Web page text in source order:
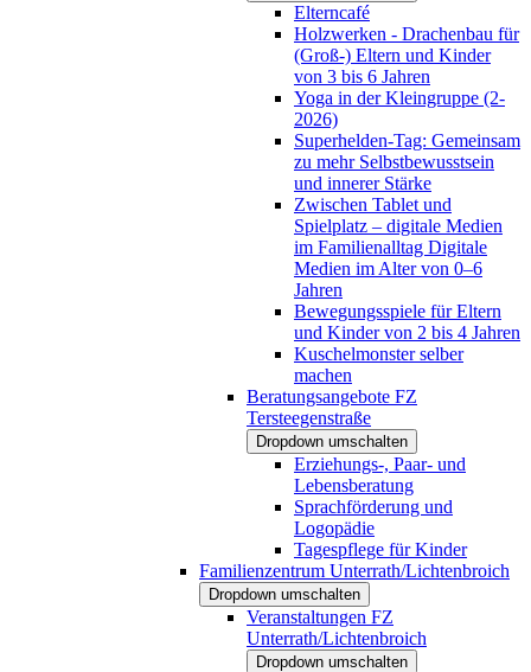
Elterncafé
Holzwerken - Drachenbau für
(Groß-) Eltern und Kinder
von 3 bis 6 Jahren
Yoga in der Kleingruppe (2-
2026)
Superhelden-Tag: Gemeinsam
zu mehr Selbstbewusstsein
und innerer Stärke
Zwischen Tablet und
Spielplatz – digitale Medien
im Familienalltag Digitale
Medien im Alter von 0–6
Jahren
Bewegungsspiele für Eltern
und Kinder von 2 bis 4 Jahren
Kuschelmonster selber
machen
Beratungsangebote FZ
Tersteegenstraße
Dropdown umschalten
Erziehungs-, Paar- und
Lebensberatung
Sprachförderung und
Logopädie
Tagespflege für Kinder
Familienzentrum Unterrath/Lichtenbroich
Dropdown umschalten
Veranstaltungen FZ
Unterrath/Lichtenbroich
Dropdown umschalten